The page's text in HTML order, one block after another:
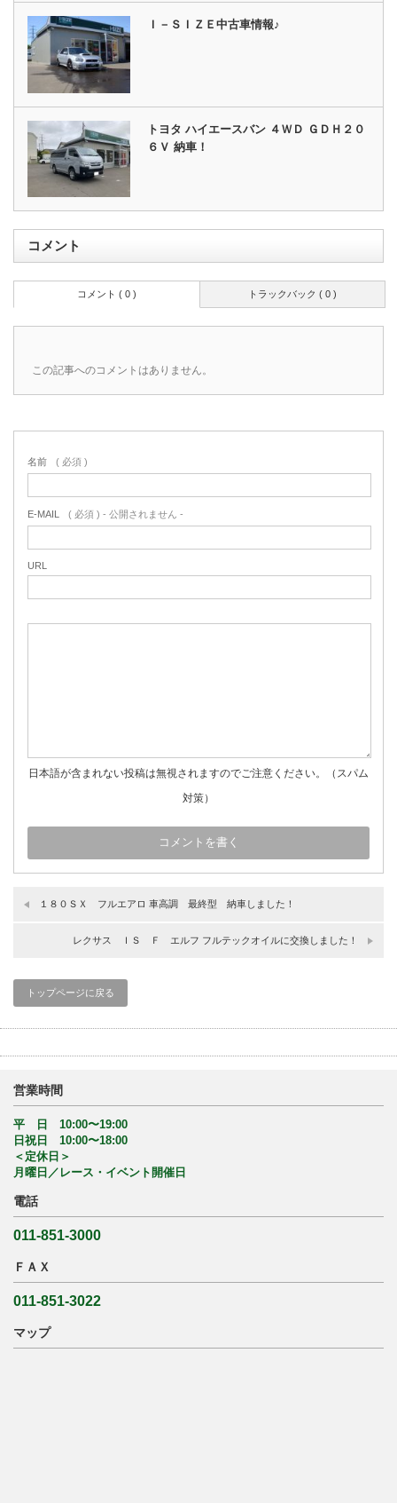
Ｉ－ＳＩＺＥ中古車情報♪
トヨタ ハイエースバン ４ＷＤ ＧＤＨ２０
６Ｖ 納車！
コメント
トラックバック ( 0 )
コメント ( 0 )
この記事へのコメントはありません。
名前 ( 必須 )
E-MAIL ( 必須 ) - 公開されません -
URL
日本語が含まれない投稿は無視されますのでご注意ください。（スパム
対策）
１８０ＳＸ フルエアロ 車高調 最終型 納車しました！
レクサス ＩＳ Ｆ エルフ フルテックオイルに交換しました！
トップページに戻る
営業時間
平 日 10:00〜19:00
日祝日 10:00〜18:00
＜定休日＞
月曜日／レース・イベント開催日
電話
011-851-3000
ＦＡＸ
011-851-3022
マップ